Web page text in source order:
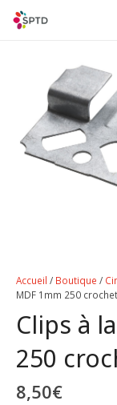
Accueil / Boutique /
MDF 1mm 250
Clips à
250
8,50€